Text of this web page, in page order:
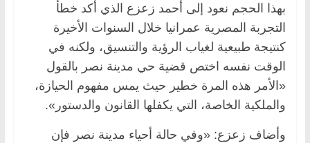
بهذا الحجم نعود إلى أحمد زعزع الذي أكد خطأ
التجربة المصرية عمرانيا خلال السنوات الأخيرة
كنتيجة طبيعية لغياب الرؤية والتنسيق، ولكنه في
الوقت نفسه اختص قضية حي مدينة نصر بالقول
«الأمر هذه المرة خطير حيث يمس مفهوم الحيازة،
والملكية الخاصة، التي يكفلها القانون والدستور».
وأضاف زعزع: «وفي حالة أحياء مدينة نصر فإن